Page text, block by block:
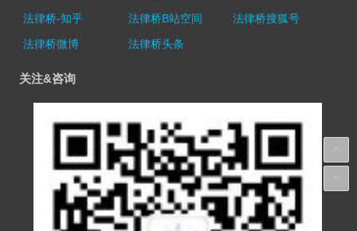
法律桥-知乎
法律桥B站空间
法律桥搜狐号
法律桥微博
法律桥头条
关注&咨询